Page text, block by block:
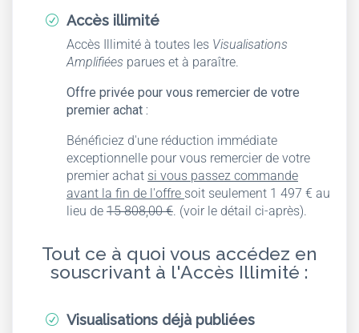
R Accès illimité
Accès Illimité à toutes les Visualisations
Amplifiées parues et à paraître.
Offre privée pour vous remercier de votre
premier achat :
Bénéficiez d'une réduction immédiate
exceptionnelle pour vous remercier de votre
premier achat si vous passez commande
avant la fin de l'offre soit seulement 1 497 € au
lieu de 15 808,00 €. (voir le détail ci-après).
Tout ce à quoi vous accédez en
souscrivant à l'Accès Illimité :
R Visualisations déjà publiées